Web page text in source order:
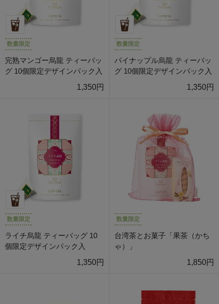
数量限定
完熟マンゴー烏龍 ティーバッ
グ 10個限定デザインパック入
1,350円
数量限定
パイナップル烏龍 ティーバッ
グ 10個限定デザインパック入
1,350円
数量限定
ライチ烏龍 ティーバッグ 10
個限定デザインパック入
1,350円
数量限定
台湾茶とお菓子「果茶（かち
ゃ）」
1,850円